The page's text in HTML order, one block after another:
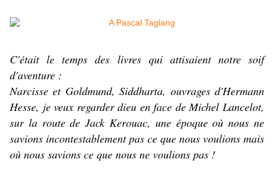
C'était le temps des livres qui attisaient notre soif
d'aventure :
Narcisse et Goldmund, Siddharta, ouvrages d'Hermann
Hesse, je veux regarder dieu en face de Michel Lancelot,
sur la route de Jack Kerouac, une époque où nous ne
savions incontestablement pas ce que nous voulions mais
où nous savions ce que nous ne voulions pas !